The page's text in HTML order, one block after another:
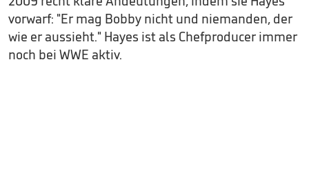
vorwarf: "Er mag Bobby nicht und niemanden, der
wie er aussieht." Hayes ist als Chefproducer immer
noch bei WWE aktiv.